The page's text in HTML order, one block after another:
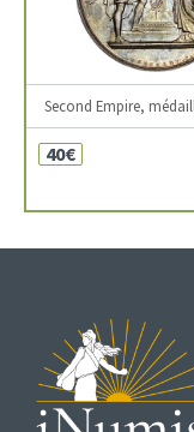
Second Empire,
40€